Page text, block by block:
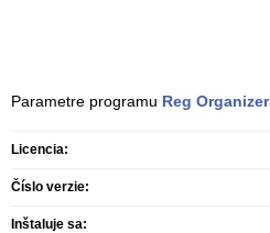
Parametre programu Reg Organizer
Licencia:
Číslo verzie:
Inštaluje sa: